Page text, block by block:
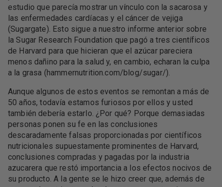
estudio que parecía mostrar un vínculo con la sacarosa y
las enfermedades cardíacas y el cáncer de vejiga
(Sugargate). Esto sigue a nuestro informe anterior sobre
la Sugar Research Foundation que pagó a tres científicos
de Harvard para que hicieran que el azúcar pareciera
menos dañino para la salud y, en cambio, echaran la culpa
a la grasa (hammernutrition.com/blog/sugar/).
Aunque algunos de estos eventos se remontan a más de
50 años, todavía estamos furiosos por ellos y usted
también debería estarlo. ¿Por qué? Porque demasiadas
personas ponen su fe en las conclusiones
descaradamente falsas proporcionadas por científicos
nutricionales supuestamente prominentes de Harvard,
conclusiones compradas y pagadas por la industria
azucarera que restó importancia a los efectos nocivos de
su producto. A la gente se le hizo creer que, además de